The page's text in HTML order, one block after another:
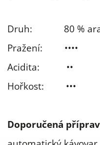
Druh:
80 %
Pražení: ••••
Acidita: ••
Hořkost: •••
Doporučená